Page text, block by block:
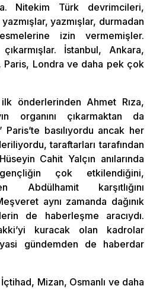
Nitekim Türk devrimcileri,
yazmışlar, durmadan
izin vermemişler.
İstanbul, Ankara,
Paris, Londra ve daha pek çok
önderlerinden Ahmet Rıza,
organını çıkarmaktan da
basılıyordu ancak her
taraftarları tarafından
Cahit Yalçın anılarında
çok etkilendiğini,
Abdülhamit karşıtlığını
aynı zamanda dağınık
de haberleşme aracıydı.
kuracak olan kadrolar
gündemden de haberdar
Mizan, Osmanlı ve daha